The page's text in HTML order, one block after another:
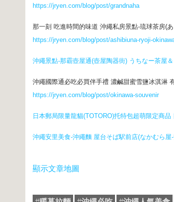
https://jryen.com/blog/post/grandnaha
那一刻 吃進時間的味道 沖繩私房景點-琉球茶房(
https://jryen.com/blog/post/ashibiuna-ryoji-
沖繩景點-那霸壺屋通(壺屋陶器街) うちなー茶屋
沖繩國際通必吃必買伴手禮 濃鹹甜蜜雪鹽冰淇淋
https://jryen.com/blog/post/okinawa-souvenir
日本郵局限量龍貓(TOTORO)托特包超萌限定商
沖繩安里美食-沖繩麵 屋台そば駅前店(なかむら
顯示文章地圖